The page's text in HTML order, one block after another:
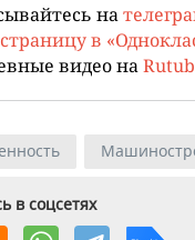
на
страницу в
видео на
в соцсетях